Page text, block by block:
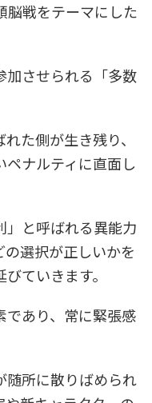
脳戦をテーマにした
加させられる「多数
た側が生き残り、
ナルティに直面し
」と呼ばれる異能力
選択が正しいかを
ていきます。
であり、常に緊張感
随所に散りばめられ